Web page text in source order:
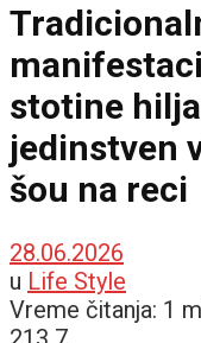
stotine
jedinstven
šou na reci
28.06.2026
u Life Style
Vreme čitanja: 1